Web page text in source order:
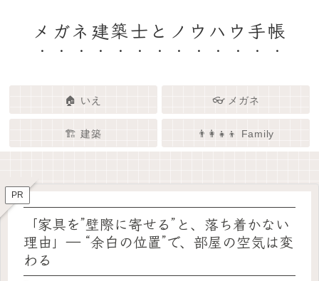
メガネ建築士とノウハウ手帳
🏠 いえ 👓 メガネ
🏗️ 建築 👨‍👩‍👧‍👦 Family
🏠✨ 建築士と考える「いい家」
👓✨ メガネの奥にある「わたし
🏗️✨ 建築 × エンタメで、暮らし
👨‍👩‍👧🌿 Family – 暮らしを育て
PR
「家具を”壁際に寄せる”と、落ち着かない
理由」― “余白の位置”で、部屋の空気は変
わる